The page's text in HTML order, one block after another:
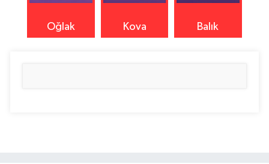
Oğlak Kova Balık